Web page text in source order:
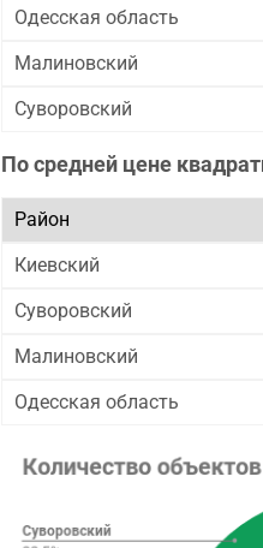
Одесская область
Малиновский
Суворовский
По средней цене
Район
Киевский
Суворовский
Малиновский
Одесская область